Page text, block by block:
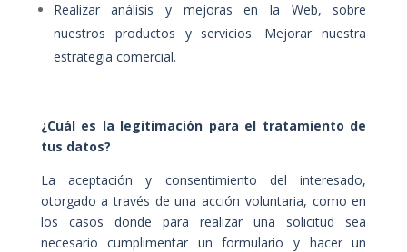
Realizar análisis y mejoras en la Web, sobre
nuestros productos y servicios. Mejorar nuestra
estrategia comercial.
¿Cuál es la legitimación para el tratamiento de
tus datos?
La aceptación y consentimiento del interesado,
otorgado a través de una acción voluntaria, como en
los casos donde para realizar una solicitud sea
necesario cumplimentar un formulario y hacer un